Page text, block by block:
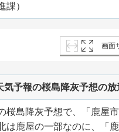
課）
画面
気予報の桜島降灰予想の放
桜島降灰予想で、「鹿屋
は鹿屋の一部なのに、「